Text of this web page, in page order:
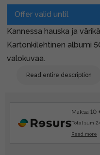
Offer valid until
Kannessa hauska ja
Kartonkilehtinen albumi
valokuvaa.
Read entire description
Maksa 10
Total sum
Read more